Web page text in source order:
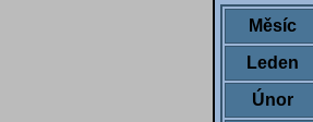
Měsíc
Leden
Únor